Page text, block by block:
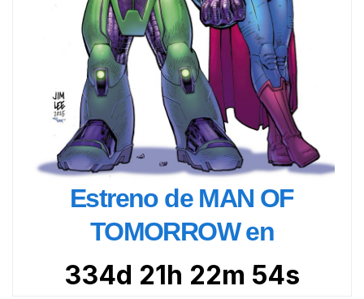
Estreno de MAN OF
TOMORROW en
334d 21h 22m 52s